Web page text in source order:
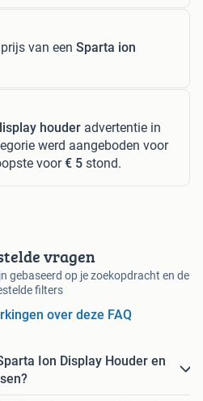
van een Sparta ion
houder advertentie in
werd aangeboden voor
voor€ 5 stond.
vragen
gebaseerd op je zoekopdracht en de
filters
over deze FAQ
Ion Display Houder en